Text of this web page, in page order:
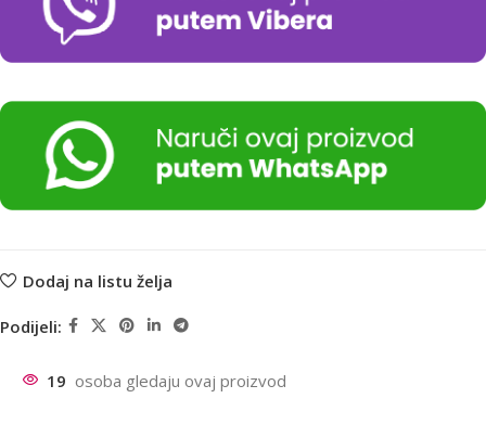
Dodaj na listu želja
Podijeli:
19 osoba gledaju ovaj proizvod